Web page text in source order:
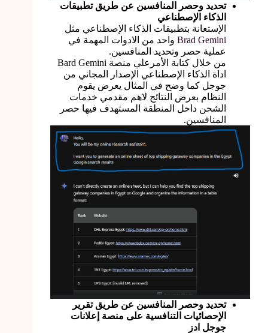
تحديد وحصر المنافسين عن طريق تطبيقات
الذكاء الإصطناعي
الإستعانة بتطبيقات الذكاء الإصطناعي مثل
Brad Gemini واحد من الادوات المهمة في
عملية حصر وتحديد المنافسين.
من خلال كتابة الأمرعلي منصة Bard Gemini
اداة الذكاء الإصطناعي الإصدار المجاني من
جوجل كما وضح في المثال يعرض يقوم
النظام بعرض النتائج لاهم مقدمي خدمات
الشحن داخل المنطقة المستهدف فيها حصر
المنافسين.
تحديد وحصر المنافسين عن طريق تقرير
الإحصائيات التنافسية على منصة إعلانات
جوجل ادز